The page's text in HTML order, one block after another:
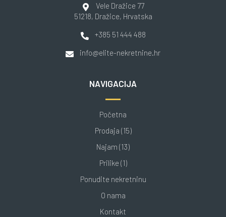
Vele Dražice 77
51218, Dražice, Hrvatska
+385 51 444 488
info@elite-nekretnine.hr
NAVIGACIJA
Početna
Prodaja (15)
Najam (13)
Prilike (1)
Ponudite nekretninu
O nama
Kontakt